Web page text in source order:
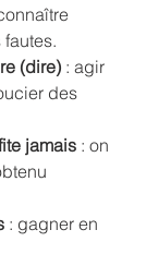
(dire) : agir
des
jamais : on
: gagner en